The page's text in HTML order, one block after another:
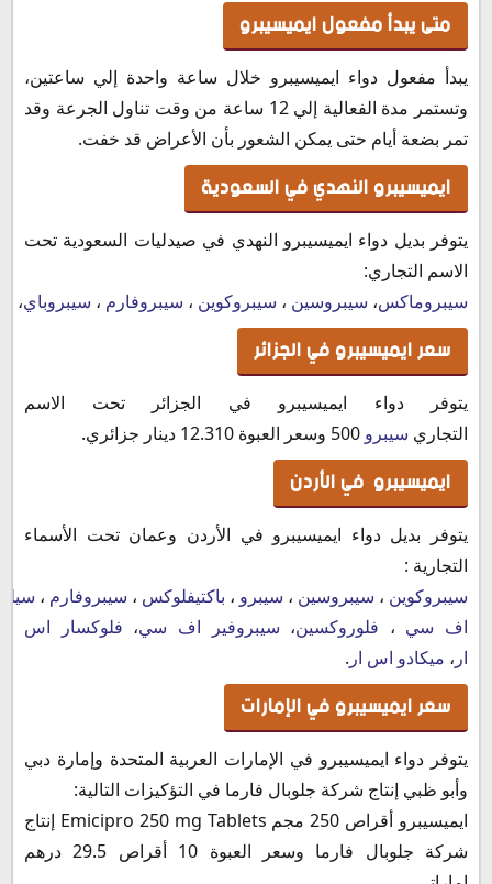
متى يبدأ مفعول ايميسيبرو
يبدأ مفعول دواء ايميسيبرو خلال ساعة واحدة إلي ساعتين،
وتستمر مدة الفعالية إلي 12 ساعة من وقت تناول الجرعة وقد
تمر بضعة أيام حتى يمكن الشعور بأن الأعراض قد خفت.
ايميسيبرو النهدي في السعودية
يتوفر بديل دواء ايميسيبرو النهدي في صيدليات السعودية تحت
الاسم التجاري:
سيبروماكس، سيبروسين ، سيبروكوين ، سيبروفارم ، سيبروباي،
سعر ايميسيبرو في الجزائر
يتوفر دواء ايميسيبرو في الجزائر تحت الاسم
التجاري سيبرو
ايميسيبرو في الأردن
يتوفر بديل دواء ايميسيبرو في الأردن وعمان تحت الأسماء
التجارية :
سيبروكوين ، سيبروسين ، سيبرو ، باكتيفلوكس ، سيبروفارم ،
اف سي ، فلوروكسين، سيبروفير اف سي، فلوكسار اس
ار ، ميكادو اس ار .
سعر ايميسيبرو في الإمارات
يتوفر دواء ايميسيبرو في الإمارات العربية المتحدة وإمارة دبي
وأبو ظبي إنتاج شركة جلوبال فارما في التؤكيزات التالية:
ايميسيبرو أقراص 250 مجم Emicipro 250 mg Tablets إنتاج
شركة جلوبال فارما وسعر العبوة 10 أقراص 29.5 درهم